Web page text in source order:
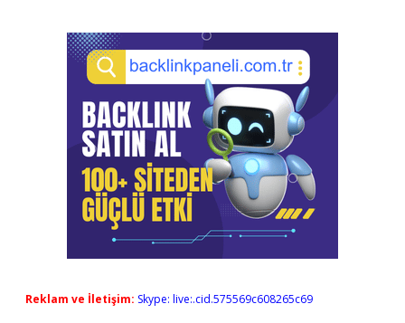
Reklam ve İletişim: Skype: live:.cid.575569c608265c69